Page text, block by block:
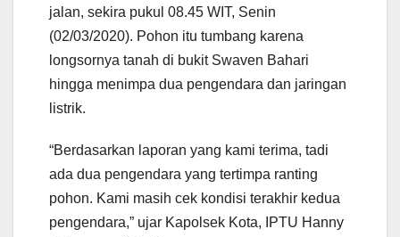
jalan, sekira pukul 08.45 WIT, Senin
(02/03/2020). Pohon itu tumbang karena
longsornya tanah di bukit Swaven Bahari
hingga menimpa dua pengendara dan jaringan
listrik.
“Berdasarkan laporan yang kami terima, tadi
ada dua pengendara yang tertimpa ranting
pohon. Kami masih cek kondisi terakhir kedua
pengendara,” ujar Kapolsek Kota, IPTU Hanny